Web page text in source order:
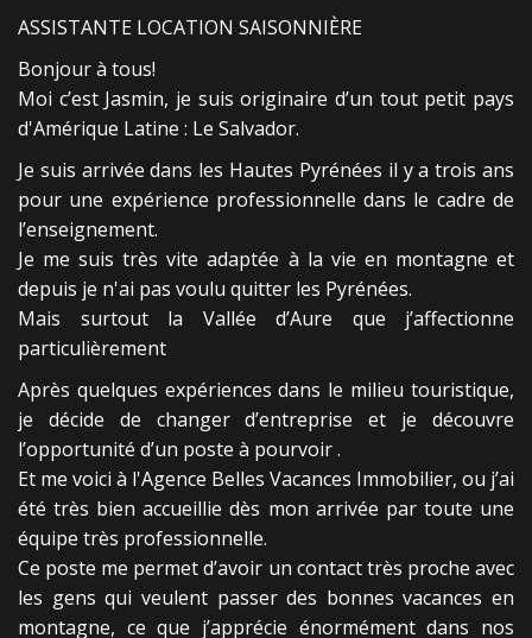
ASSISTANTE LOCATION SAISONNIÈRE
Bonjour à tous!
Moi c’est Jasmin, je suis originaire d’un tout petit pays
d'Amérique Latine : Le Salvador.
Je suis arrivée dans les Hautes Pyrénées il y a trois ans
pour une expérience professionnelle dans le cadre de
l’enseignement.
Je me suis très vite adaptée à la vie en montagne et
depuis je n'ai pas voulu quitter les Pyrénées.
Mais surtout la Vallée d’Aure que j’affectionne
particulièrement
Après quelques expériences dans le milieu touristique,
je décide de changer d’entreprise et je découvre
l’opportunité d’un poste à pourvoir .
Et me voici à l'Agence Belles Vacances Immobilier, ou j’ai
été très bien accueillie dès mon arrivée par toute une
équipe très professionnelle.
Ce poste me permet d’avoir un contact très proche avec
les gens qui veulent passer des bonnes vacances en
montagne, ce que j’apprécie énormément dans nos